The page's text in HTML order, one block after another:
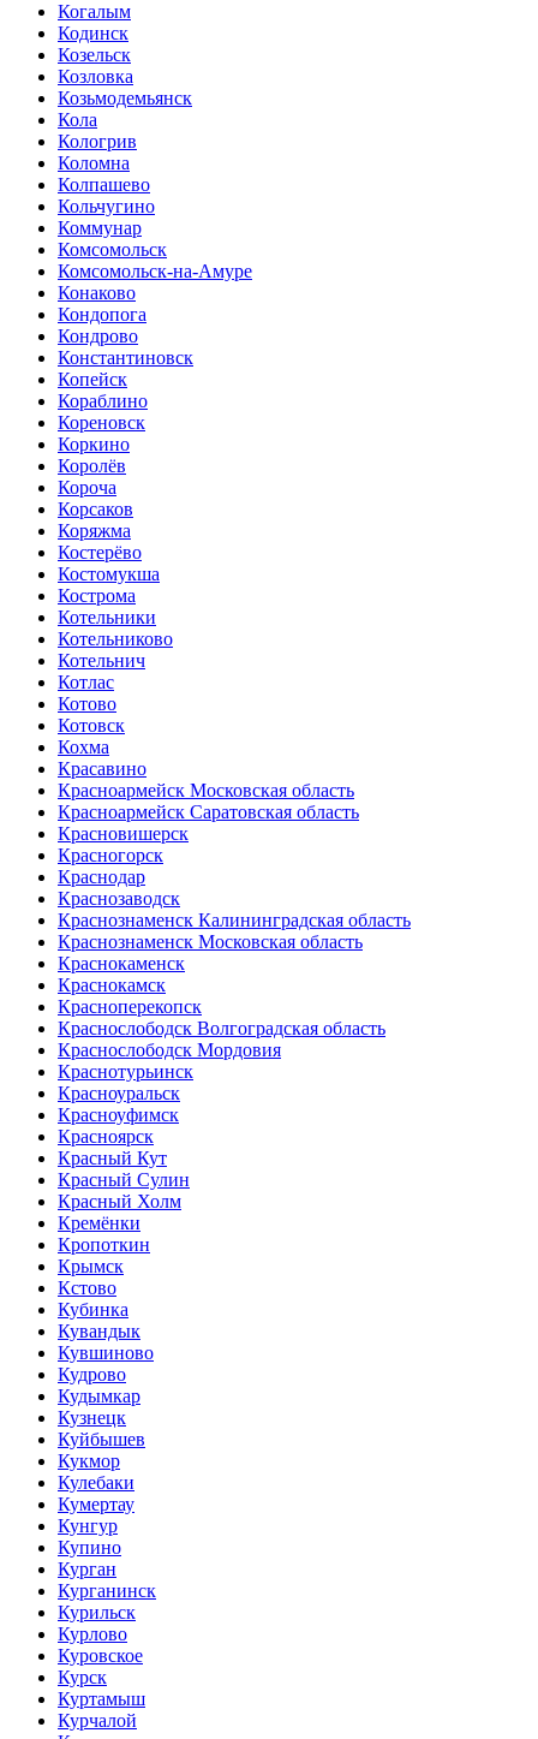
Когалым
Кодинск
Козельск
Козловка
Козьмодемьянск
Кола
Кологрив
Коломна
Колпашево
Кольчугино
Коммунар
Комсомольск
Комсомольск-на-Амуре
Конаково
Кондопога
Кондрово
Константиновск
Копейск
Кораблино
Кореновск
Коркино
Королёв
Короча
Корсаков
Коряжма
Костерёво
Костомукша
Кострома
Котельники
Котельниково
Котельнич
Котлас
Котово
Котовск
Кохма
Красавино
Красноармейск Московская область
Красноармейск Саратовская область
Красновишерск
Красногорск
Краснодар
Краснозаводск
Краснознаменск Калининградская область
Краснознаменск Московская область
Краснокаменск
Краснокамск
Красноперекопск
Краснослободск Волгоградская область
Краснослободск Мордовия
Краснотурьинск
Красноуральск
Красноуфимск
Красноярск
Красный Кут
Красный Сулин
Красный Холм
Кремёнки
Кропоткин
Крымск
Кстово
Кубинка
Кувандык
Кувшиново
Кудрово
Кудымкар
Кузнецк
Куйбышев
Кукмор
Кулебаки
Кумертау
Кунгур
Купино
Курган
Курганинск
Курильск
Курлово
Куровское
Курск
Куртамыш
Курчалой